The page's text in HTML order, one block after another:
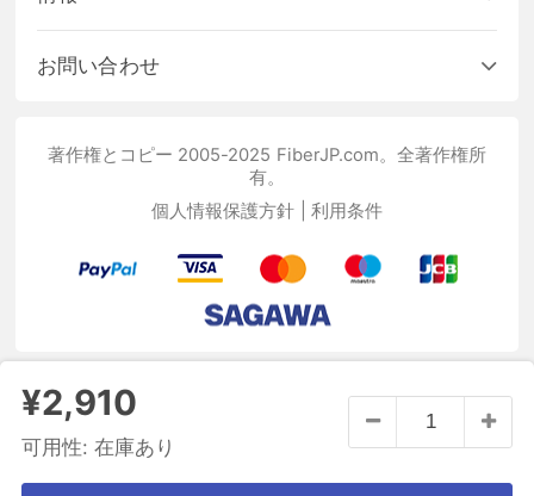
¥2,910
可用性: 在庫あり
お問い合わせ
著作権とコピー 2005-2025 FiberJP.com。全著作権所
有。
個人情報保護方針
利用条件